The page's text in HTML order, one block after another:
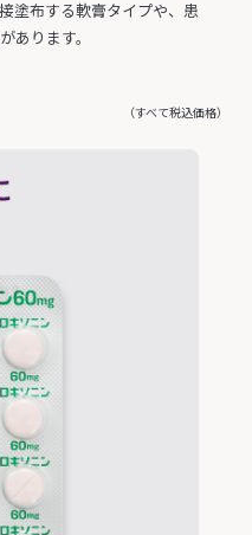
塗布する軟膏タイプや、患
あります。
（すべて税込価格）